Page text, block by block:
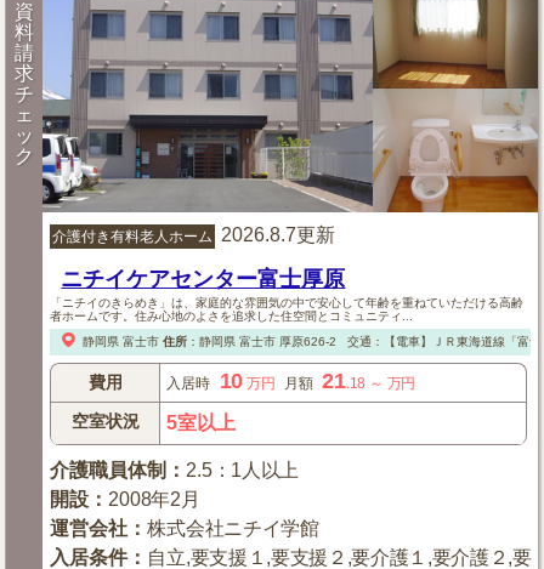
資
料
請
求
チ
ェ
ッ
ク
介護付き有料老人ホーム 2026.8.7更新
ニチイケアセンター富士厚原
「ニチイのきらめき」は、家庭的な雰囲気の中で安心して年齢を重ねていただける高齢
者ホームです。住み心地のよさを追求した住空間とコミュニティ...
静岡県 富士市 住所： 静岡県 富士市厚原626-2 交通：【電車】ＪＲ東海道線「富
費用 入居時 10 万円 月額 21.18 ～ 万円
空室状況 5室以上
介護職員体制 ： 2.5：1人以上
開設 ： 2008年2月
運営会社 ：株式会社ニチイ学館
入居条件： 自立,要支援１,要支援２,要介護１,要介護２,要